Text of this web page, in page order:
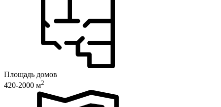
Площадь домов
420-2000 м2